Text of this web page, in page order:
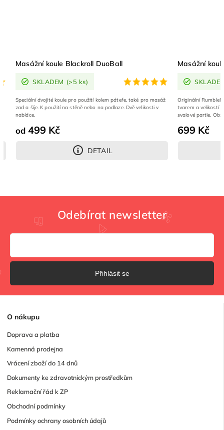
Masážní koule Blackroll DuoBall
SKLADEM (>5 ks)
499 Kč
DETAIL
Speciální dvojité koule pro použití kolem páteře, také pro masáž
zad a šíje. K použití na stěně nebo na podlaze. Dvě velikosti v
nabídce.
Masážní koule
SKLADEM
699 Kč
Originální
tvarem a velikostí
svalové partie.
O nákupu
Doprava a platba
Kamenná prodejna
Vrácení zboží do 14 dnů
Dokumenty ke zdravotnickým prostředkům
Reklamační řád k ZP
Obchodní podmínky
Podmínky ochrany osobních údajů
Odebírat newsletter
Přihlásit se